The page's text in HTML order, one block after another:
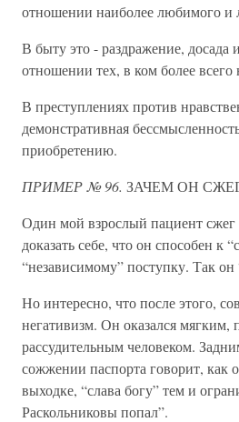
отношении наиболее любимого
В быту это - раздражение, досада
отношении тех, в ком более
В преступлениях против
демонстративная
приобретению.
ПРИМЕР № 96. ЗАЧЕМ ОН
Один мой взрослый пациент сжег
доказать себе, что он способен к
“независимому” поступку. Так он
Но интересно, что после этого,
негативизм. Он оказался мягким,
рассудительным человеком.
сожжении паспорта говорит, как
выходке, “слава богу” тем и
Раскольниковы попал”.